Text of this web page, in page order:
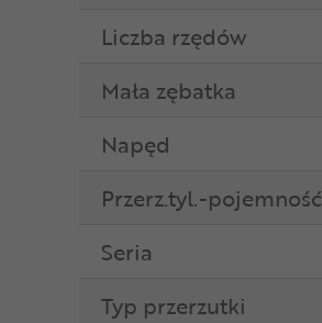
Liczba rzędów
Mała zębatka
Napęd
Przerz.tyl.-pojemność
Seria
Typ przerzutki